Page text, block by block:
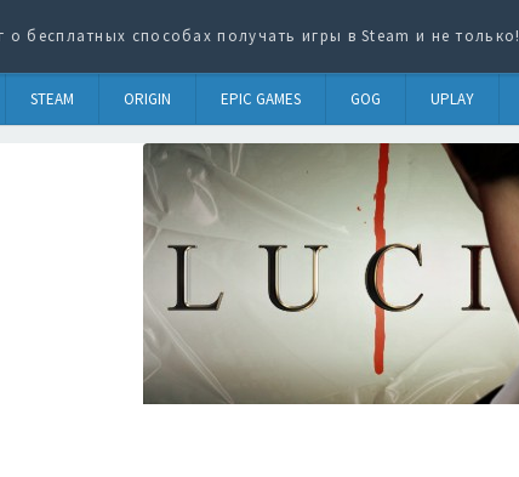
о бесплатных способах получать игры в Steam и не только!
STEAM ORIGIN EPIC GAMES GOG UPLAY